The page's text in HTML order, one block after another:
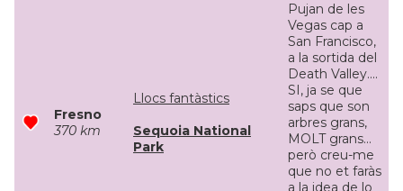
Fresno
370 km
Llocs fantàstics
Sequoia National
Park
Pujan de les
Vegas cap a
San Francisco,
a la sortida del
Death Valley....
SI, ja se que
saps que son
arbres grans,
MOLT grans...
però creu-me
que no et faràs
a la idea de lo